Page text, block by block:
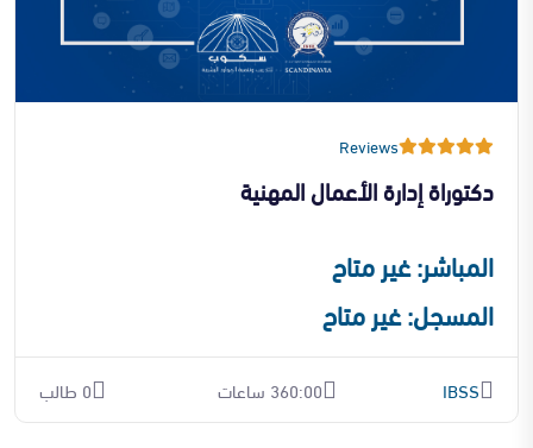
Reviews
دكتوراة إدارة الأعمال المهنية
المباشر: غير متاح
المسجل: غير متاح
IBSS 360:00 ساعات 0 طالب